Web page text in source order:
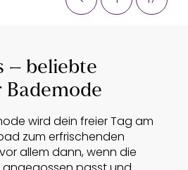
– beliebte
Bademode
wird dein freier Tag am
zum erfrischenden
allem dann, wenn die